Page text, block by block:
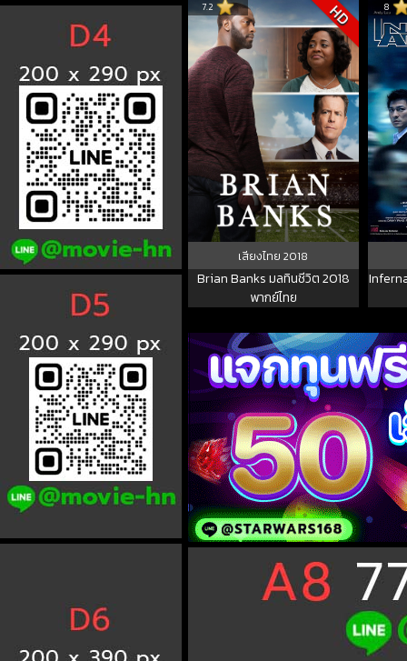
7.2 HD
เสียงไทย2018
Brian Banks มลทินชีวิต 2018
พากย์ไทย
8